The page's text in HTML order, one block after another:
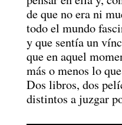
de que no era ni
todo el mundo
y que sentía un
que en aquel
más o menos lo
Dos libros, dos
distintos a juzgar